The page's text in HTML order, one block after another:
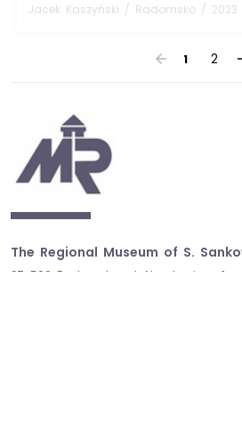
Jacek Kaszyński / Radomsko / 2023